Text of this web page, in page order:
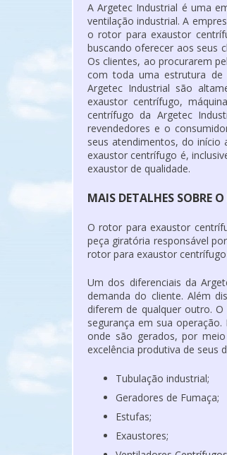
A Argetec Industrial é uma
ventilação industrial. A
o rotor para exaustor
buscando oferecer aos seus
Os clientes, ao procurarem
com toda uma estrutura de
Argetec Industrial são
exaustor centrífugo,
centrífugo da Argetec
revendedores e o
seus atendimentos, do início
exaustor centrífugo é,
exaustor de qualidade.
MAIS DETALHES SOBRE
O rotor para exaustor
peça giratória responsável
rotor para exaustor
Um dos diferenciais da
demanda do cliente. Além
diferem de qualquer outro.
segurança em sua
onde são gerados, por
excelência produtiva de seus
Tubulação industrial;
Geradores de Fumaça;
Estufas;
Exaustores;